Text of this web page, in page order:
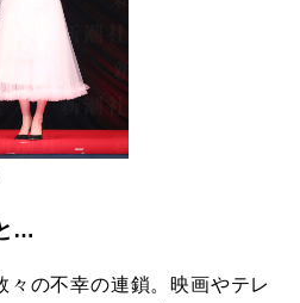
…
の不幸の連鎖。映画やテレ